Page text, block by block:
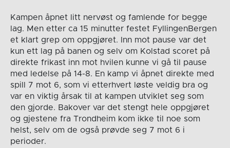
Kampen åpnet litt nervøst og famlende for begge
lag. Men etter ca 15 minutter festet FyllingenBergen
et klart grep om oppgjøret. Inn mot pause var det
kun ett lag på banen og selv om Kolstad scoret på
direkte frikast inn mot hvilen kunne vi gå til pause
med ledelse på 14-8. En kamp vi åpnet direkte med
spill 7 mot 6, som vi etterhvert løste veldig bra og
var en viktig årsak til at kampen utviklet seg som
den gjorde. Bakover var det stengt hele oppgjøret
og gjestene fra Trondheim kom ikke til noe som
helst, selv om de også prøvde seg 7 mot 6 i
perioder.